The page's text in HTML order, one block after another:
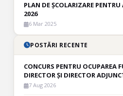
PLAN DE ȘCOLARIZARE
2026
6 Mar 2025
POSTĂRI RECENTE
CONCURS PENTRU OCUPAREA
DIRECTOR ȘI DIRECTOR
7 Aug 2026